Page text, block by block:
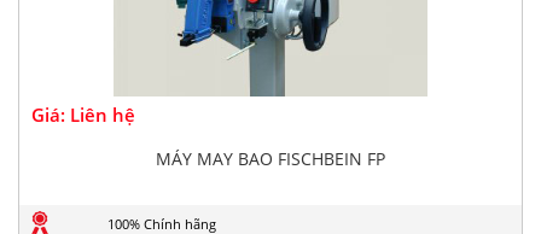
Giá: Liên hệ
MÁY MAY BAO FISCHBEIN FP
100% Chính hãng